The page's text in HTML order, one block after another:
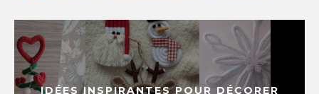
IDÉES INSPIRANTES POUR DÉCORER